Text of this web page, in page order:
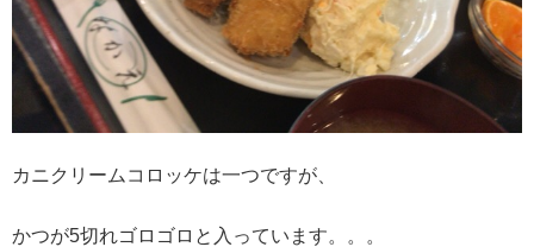
カニクリームコロッケは一つですが、
かつが5切れゴロゴロと入っています。。。